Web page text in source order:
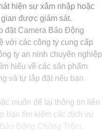
ngay khi phát hiện sự
ngờ trong không gian
đặt Camera Báo Động
hệ với các công ty cung
công ty an ninh
cũng có thể tìm hiểu
động trên thị trường và
muốn để lại thông tin
giúp bạn tìm kiếm các